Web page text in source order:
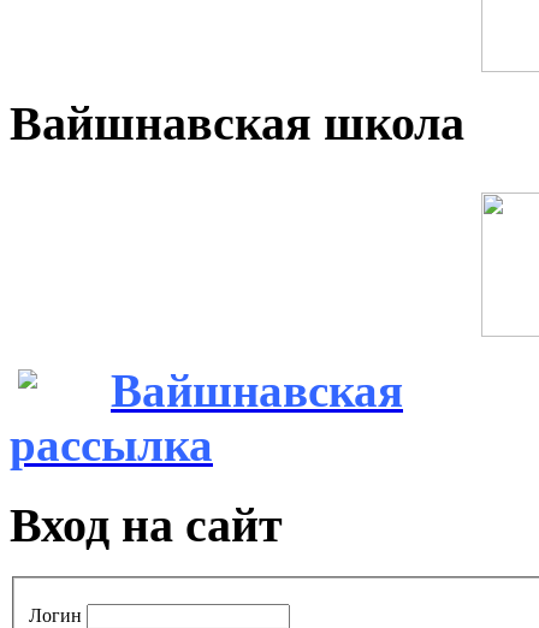
Вайшнавская школа
Вайшнавская
рассылка
Вход на сайт
Логин